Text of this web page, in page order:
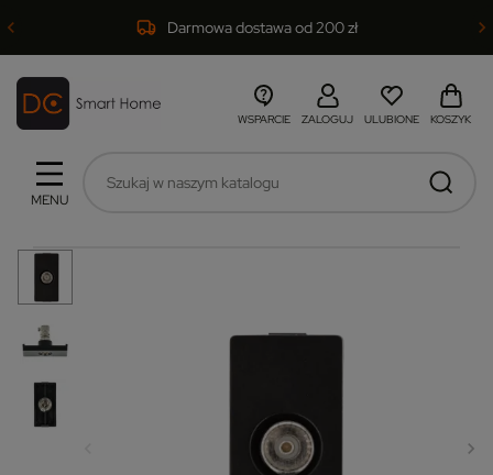
Darmowa dostawa od 200 zł
MENU
WSPARCIE ZALOGUJ ULUBIONE KOSZYK